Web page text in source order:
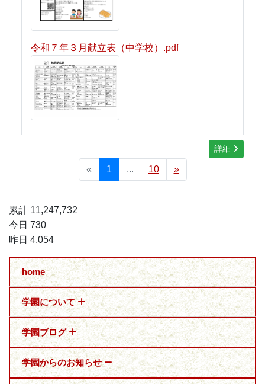
累計 11,247,732
今日 730
昨日 4,054
home
学園について
学園ブログ
学園からのお知らせ
令和７年３月献立表（中学校）.pdf
詳細
« 1 ... 10 »